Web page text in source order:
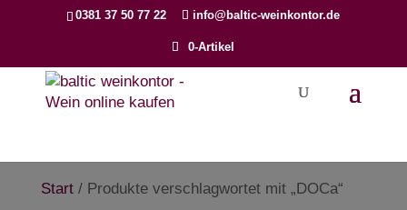
0381 37 50 77 22 info@baltic-weinkontor.de
0-Artikel
search
Start/ Produkte verschlagwortet mit „DOCa“